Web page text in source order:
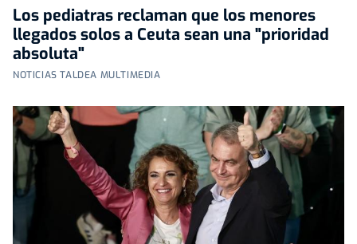
Los pediatras reclaman que los menores
llegados solos a Ceuta sean una "prioridad
absoluta"
NOTICIAS TALDEA MULTIMEDIA